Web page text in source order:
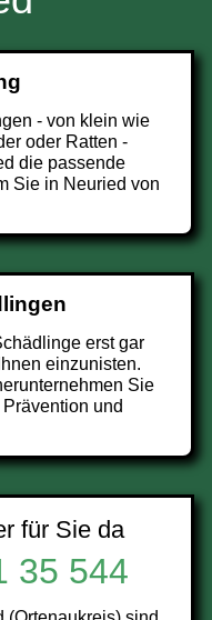
- von klein wie
oder Ratten -
die passende
Sie in Neuried von
erst gar
einzunisten.
Sie
und
für Sie da
35 544